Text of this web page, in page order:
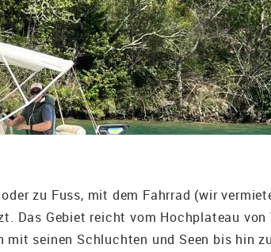
zu Fuss, mit dem Fahrrad (wir
Das Gebiet reicht vom Hochplateau
mit seinen Schluchten und Seen bis hin